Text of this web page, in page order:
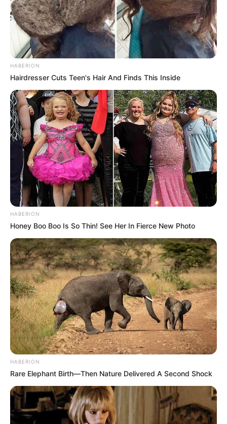
(foto:instagram/teukuryantr)
2. Tetap tampan mengenakan kaos abu-abu
(foto:instagram/teukuryantr)
3. Jangan salah fokus sama potret kaki fotografer yang
terpantul di pintu mobil ya
HABERION
Hairdresser Cuts Teen's Hair And Finds This Inside
HABERION
Honey Boo Boo Is So Thin! See Her In Fierce New Photo
HABERION
Rare Elephant Birth—Then Nature Delivered A Second Shock